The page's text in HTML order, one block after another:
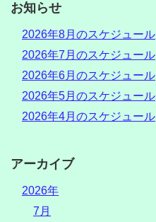
お知らせ
2026年8月のスケジュール
2026年7月のスケジュール
2026年6月のスケジュール
2026年5月のスケジュール
2026年4月のスケジュール
アーカイブ
2026年
7月